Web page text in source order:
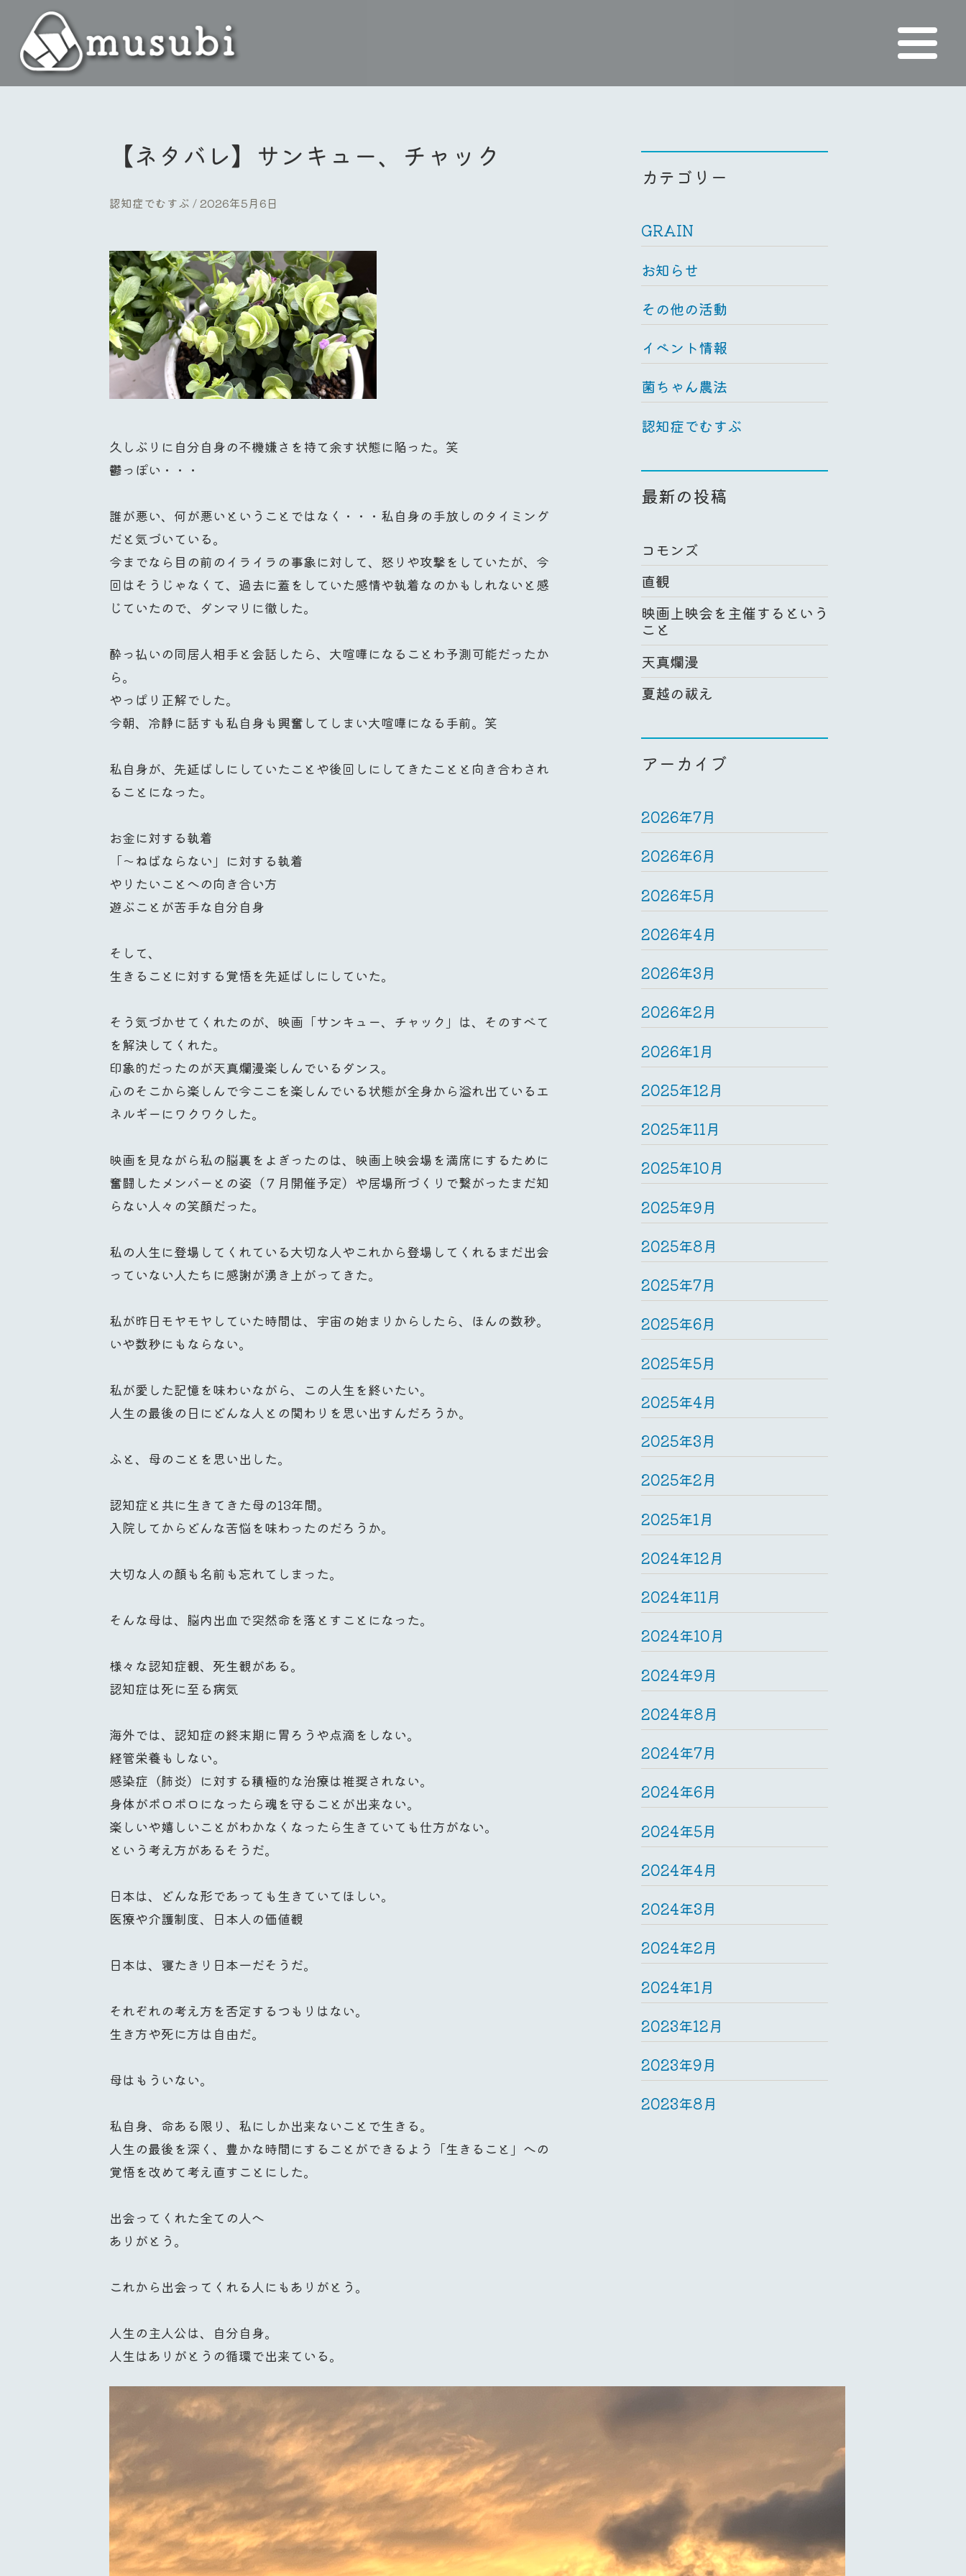
【ネタバレ】サンキュー、チャック
認知症でむすぶ 2026年5月6日
久しぶりに自分自身の不機嫌さを持て余す状態に陥った。笑
鬱っぽい・・・
誰が悪い、何が悪いということではなく・・・私自身の手放しのタイミング
だと気づいている。
今までなら目の前のイライラの事象に対して、怒りや攻撃をしていたが、今
回はそうじゃなくて、過去に蓋をしていた感情や執着なのかもしれないと感
じていたので、ダンマリに徹した。
酔っ払いの同居人相手と会話したら、大喧嘩になることわ予測可能だったか
ら。
やっぱり正解でした。
今朝、冷静に話すも私自身も興奮してしまい大喧嘩になる手前。笑
私自身が、先延ばしにしていたことや後回しにしてきたことと向き合わされ
ることになった。
お金に対する執着
「〜ねばならない」に対する執着
やりたいことへの向き合い方
遊ぶことが苦手な自分自身
そして、
生きることに対する覚悟を先延ばしにしていた。
そう気づかせてくれたのが、映画「サンキュー、チャック」は、そのすべて
を解決してくれた。
印象的だったのが天真爛漫楽しんでいるダンス。
心のそこから楽しんで今ここを楽しんでいる状態が全身から溢れ出ているエ
ネルギーにワクワクした。
映画を見ながら私の脳裏をよぎったのは、映画上映会場を満席にするために
奮闘したメンバーとの姿（７月開催予定）や居場所づくりで繋がったまだ知
らない人々の笑顔だった。
私の人生に登場してくれている大切な人やこれから登場してくれるまだ出会
っていない人たちに感謝が湧き上がってきた。
私が昨日モヤモヤしていた時間は、宇宙の始まりからしたら、ほんの数秒。
いや数秒にもならない。
私が愛した記憶を味わいながら、この人生を終いたい。
人生の最後の日にどんな人との関わりを思い出すんだろうか。
ふと、母のことを思い出した。
認知症と共に生きてきた母の13年間。
入院してからどんな苦悩を味わったのだろうか。
大切な人の顔も名前も忘れてしまった。
そんな母は、脳内出血で突然命を落とすことになった。
様々な認知症観、死生観がある。
認知症は死に至る病気
海外では、認知症の終末期に胃ろうや点滴をしない。
経管栄養もしない。
感染症（肺炎）に対する積極的な治療は推奨されない。
身体がボロボロになったら魂を守ることが出来ない。
楽しいや嬉しいことがわかなくなったら生きていても仕方がない。
という考え方があるそうだ。
日本は、どんな形であっても生きていてほしい。
医療や介護制度、日本人の価値観
日本は、寝たきり日本一だそうだ。
それぞれの考え方を否定するつもりはない。
生き方や死に方は自由だ。
母はもういない。
私自身、命ある限り、私にしか出来ないことで生きる。
人生の最後を深く、豊かな時間にすることができるよう「生きること」への
覚悟を改めて考え直すことにした。
出会ってくれた全ての人へ
ありがとう。
これから出会ってくれる人にもありがとう。
人生の主人公は、自分自身。
人生はありがとうの循環で出来ている。
カテゴリー
GRAIN
お知らせ
その他の活動
イベント情報
菌ちゃん農法
認知症でむすぶ
最新の投稿
コモンズ
直観
映画上映会を主催するという
こと
天真爛漫
夏越の祓え
アーカイブ
2026年7月
2026年6月
2026年5月
2026年4月
2026年3月
2026年2月
2026年1月
2025年12月
2025年11月
2025年10月
2025年9月
2025年8月
2025年7月
2025年6月
2025年5月
2025年4月
2025年3月
2025年2月
2025年1月
2024年12月
2024年11月
2024年10月
2024年9月
2024年8月
2024年7月
2024年6月
2024年5月
2024年4月
2024年3月
2024年2月
2024年1月
2023年12月
2023年9月
2023年8月